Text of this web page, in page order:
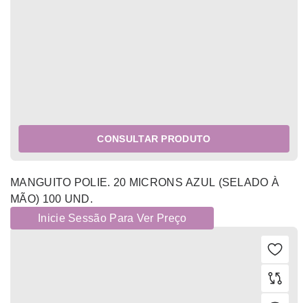
CONSULTAR PRODUTO
MANGUITO POLIE. 20 MICRONS AZUL (SELADO À
MÃO) 100 UND.
Inicie Sessão Para Ver Preço